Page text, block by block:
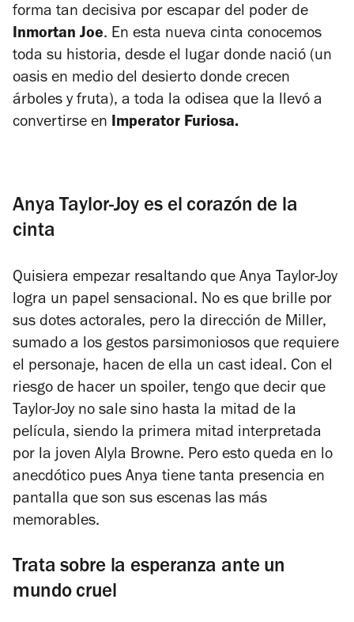
forma tan decisiva por escapar del poder de
Inmortan Joe. En esta nueva cinta conocemos
toda su historia, desde el lugar donde nació (un
oasis en medio del desierto donde crecen
árboles y fruta), a toda la odisea que la llevó a
convertirse en Imperator Furiosa.
Anya Taylor-Joy es el corazón de la
cinta
Quisiera empezar resaltando que Anya Taylor-Joy
logra un papel sensacional. No es que brille por
sus dotes actorales, pero la dirección de Miller,
sumado a los gestos parsimoniosos que requiere
el personaje, hacen de ella un cast ideal. Con el
riesgo de hacer un spoiler, tengo que decir que
Taylor-Joy no sale sino hasta la mitad de la
película, siendo la primera mitad interpretada
por la joven Alyla Browne. Pero esto queda en lo
anecdótico pues Anya tiene tanta presencia en
pantalla que son sus escenas las más
memorables.
Trata sobre la esperanza ante un
mundo cruel